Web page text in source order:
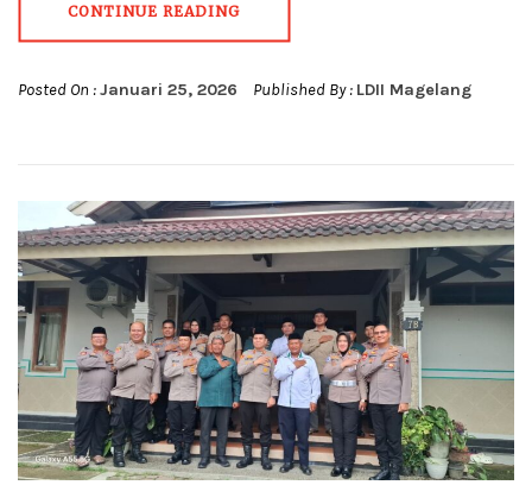
CONTINUE READING
Posted On :Januari 25, 2026 Published By : LDII Magelang